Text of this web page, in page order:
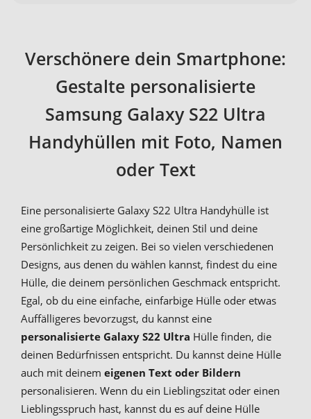
Verschönere dein Smartphone:
Gestalte personalisierte
Samsung Galaxy S22 Ultra
Handyhüllen mit Foto, Namen
oder Text
Eine personalisierte Galaxy S22 Ultra Handyhülle ist
eine großartige Möglichkeit, deinen Stil und deine
Persönlichkeit zu zeigen. Bei so vielen verschiedenen
Designs, aus denen du wählen kannst, findest du eine
Hülle, die deinem persönlichen Geschmack entspricht.
Egal, ob du eine einfache, einfarbige Hülle oder etwas
Auffälligeres bevorzugst, du kannst eine
personalisierte Galaxy S22 Ultra Hülle finden, die
deinen Bedürfnissen entspricht. Du kannst deine Hülle
auch mit deinem eigenen Text oder Bildern
personalisieren. Wenn du ein Lieblingszitat oder einen
Lieblingsspruch hast, kannst du es auf deine Hülle